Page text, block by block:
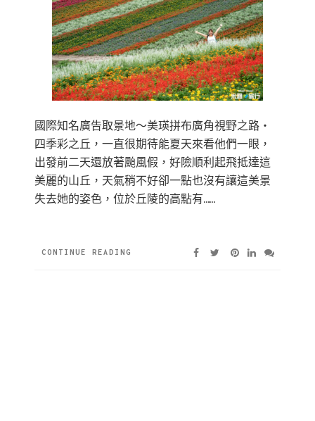
國際知名廣告取景地〜美瑛拼布廣角視野之路‧
四季彩之丘，一直很期待能夏天來看他們一眼，
出發前二天還放著颱風假，好險順利起飛抵達這
美麗的山丘，天氣稍不好卻一點也沒有讓這美景
失去她的姿色，位於丘陵的高點有……
CONTINUE READING